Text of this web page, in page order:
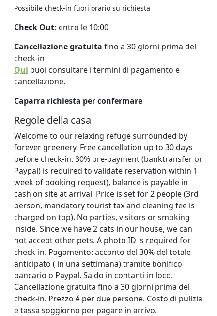
senza plastica (e capelli, utilizzare l'apposito cestino).
Siamo molto attenti all'ambiente e separiamo i rifiuti
alluminio, compost e rifiuti misti). I pannelli solari
forniscono elettricità, riscaldamento e raffreddamento.
Il luogo potrebbe non essere sicuro o adatto a bambini
né visitatori e, poiché abbiamo dei gatti, non possiamo
accettare altri animali domestici.
Saremo lieti di accogliervi e di mostrarvi e condividere
le bellezze della Sardegna, fornendovi consigli locali e
suggerimenti su cosa fare e vedere. Viviamo nell'altra
parte dell'edificio, insieme ai nostri due adorabili gatti,
ma la suite per gli ospiti è ben separata.
Lavatrice disponibile su richiesta. Cambiamo gli
asciugamani ogni 5 giorni o su richiesta.
Solo gli ospiti registrati sono ammessi nella struttura.
Non sono ammessi musica ad alto volume né visitatori
non registrati. Vi preghiamo gentilmente di rispettare il
regolamento interno e di lasciare la suite nelle stesse
condizioni in cui l'avete trovata. In caso di danni, vi
preghiamo di informarci immediatamente; potrebbero
essere addebitati dei costi.
Possibile check-in fuori orario su richiesta
Check Out: entro le 10:00
Cancellazione gratuita fino a 30 giorni prima del
check-in
Qui puoi consultare i termini di pagamento e
cancellazione.
Caparra richiesta per confermare
Regole della casa
Welcome to our relaxing refuge surrounded by
forever greenery. Free cancellation up to 30 days
before check-in. 30% pre-payment (banktransfer or
Paypal) is required to validate reservation within 1
week of booking request), balance is payable in
cash on site at arrival. Price is set for 2 people (3rd
person, mandatory tourist tax and cleaning fee is
charged on top). No parties, visitors or smoking
inside. Since we have 2 cats in our house, we can
not accept other pets. A photo ID is required for
check-in. Pagamento: acconto del 30% del totale
anticipato ( in una settimana) tramite bonifico
bancario o Paypal. Saldo in contanti in loco.
Cancellazione gratuita fino a 30 giorni prima del
check-in. Prezzo é per due persone. Costo di pulizia
e tassa soggiorno per pagare in arrivo.